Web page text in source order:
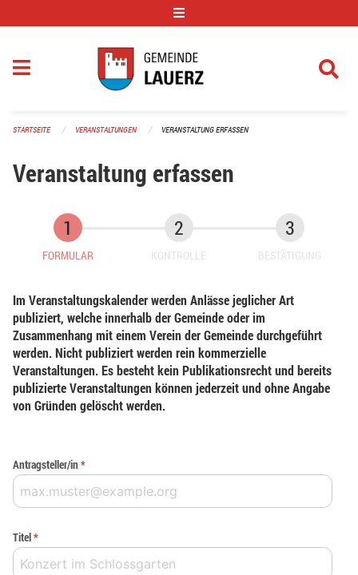
STARTSEITE VERANSTALTUNGEN VERANSTALTUNG ERFASSEN
Veranstaltung erfassen
FORMULAR KONTROLLE BESTÄTIGUNG
Im Veranstaltungskalender werden Anlässe jeglicher Art
publiziert, welche innerhalb der Gemeinde oder im
Zusammenhang mit einem Verein der Gemeinde durchgeführt
werden. Nicht publiziert werden rein kommerzielle
Veranstaltungen. Es besteht kein Publikationsrecht und bereits
publizierte Veranstaltungen können jederzeit und ohne Angabe
von Gründen gelöscht werden.
Antragsteller/in*
Titel*